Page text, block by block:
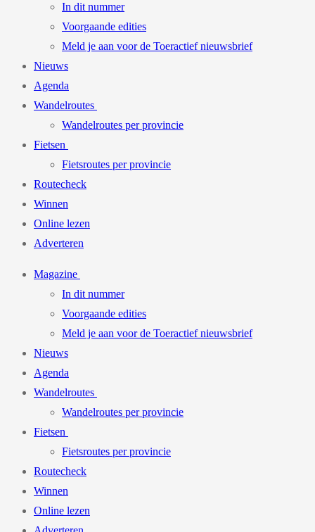
In dit nummer
Voorgaande edities
Meld je aan voor de Toeractief nieuwsbrief
Nieuws
Agenda
Wandelroutes
Wandelroutes per provincie
Fietsen
Fietsroutes per provincie
Routecheck
Winnen
Online lezen
Adverteren
Magazine
In dit nummer
Voorgaande edities
Meld je aan voor de Toeractief nieuwsbrief
Nieuws
Agenda
Wandelroutes
Wandelroutes per provincie
Fietsen
Fietsroutes per provincie
Routecheck
Winnen
Online lezen